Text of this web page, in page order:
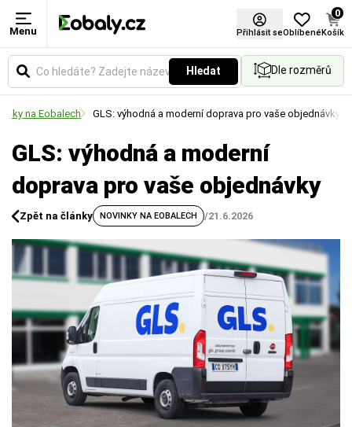
Menu Přihlásit seOblíbené
0
Košík
Hledat Dle rozměrů
na Eobalech GLS: výhodná a moderní doprava pro vaše objednávky
GLS: výhodná a moderní
doprava pro vaše objednávky
Zpět na články NOVINKY NA EOBALECH /21.6.2026